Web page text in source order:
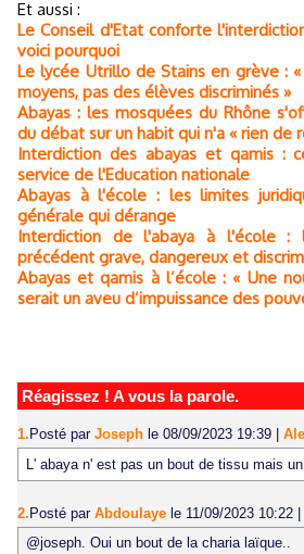
Et aussi :
Le Conseil d'Etat conforte
voici pourquoi
Le lycée Utrillo de Stains en grève :
moyens, pas des élèves discriminés »
Abayas : les mosquées du Rhône
du débat sur un habit qui n'a « rien de
Interdiction des abayas et qamis :
service de l'Education nationale
Abayas à l'école : les limites
générale qui dérange
Interdiction de l'abaya à l'école :
précédent grave, dangereux et
Abayas et qamis à l’école : « Une
serait un aveu d’impuissance des
Réagissez ! A vous la parole.
1. Posté par Joseph le 08/09/2023 19:39
L' abaya n' est pas un bout de tissu mais
2.Posté par Abdoulaye le 11/09/2023 10:22 |
@joseph. Oui un bout de la charia laïque..